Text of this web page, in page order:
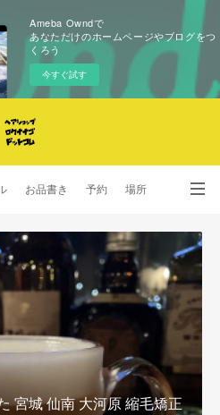
Ameba Owndで
あなただけのホームページやブログをつ
くろう
今すぐ試す
お品書き 予約 場所
SNS
宮城 仙南 大河原 縮毛矯正